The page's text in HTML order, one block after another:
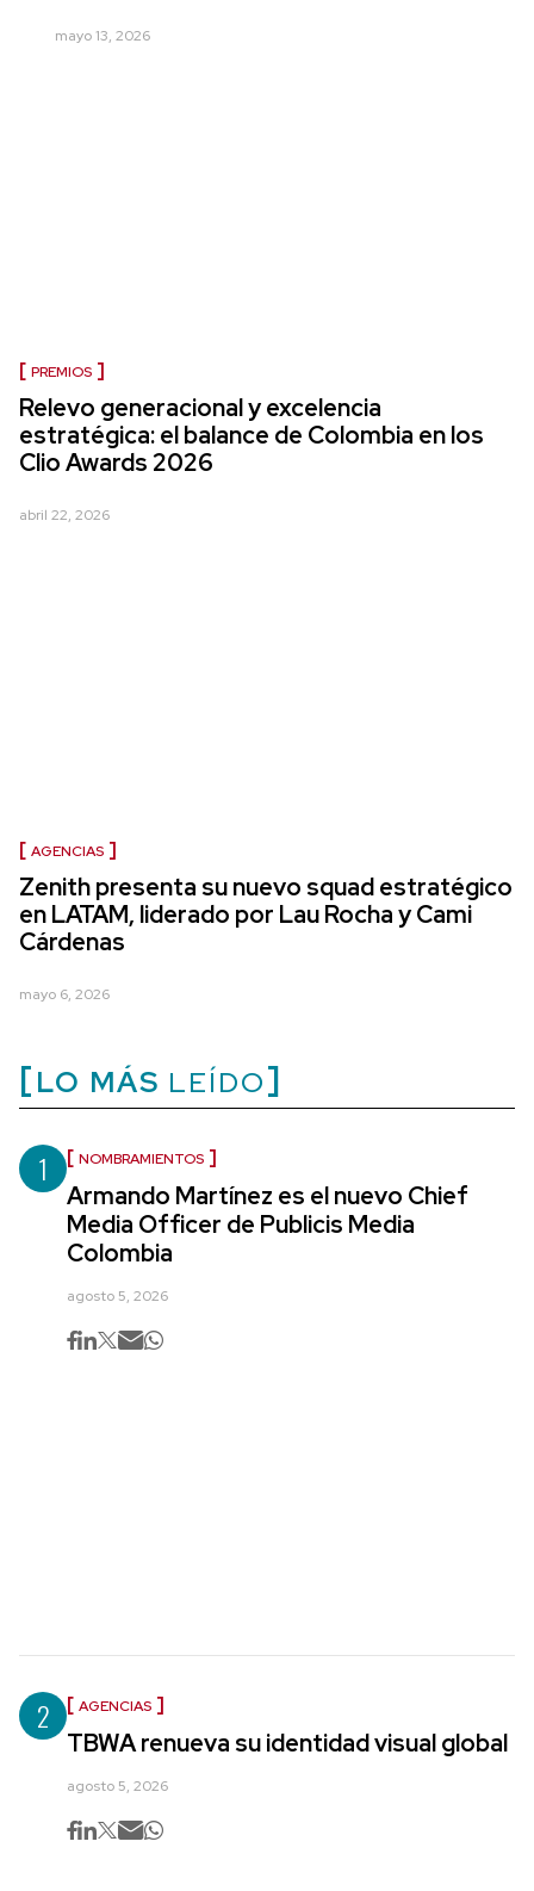
mayo 13, 2026
PREMIOS
Relevo generacional y excelencia
estratégica: el balance de Colombia en los
Clio Awards 2026
abril 22, 2026
AGENCIAS
Zenith presenta su nuevo squad estratégico
en LATAM, liderado por Lau Rocha y Cami
Cárdenas
mayo 6, 2026
LO MÁS LEÍDO
1 NOMBRAMIENTOS
Armando Martínez es el nuevo Chief
Media Officer de Publicis Media
Colombia
agosto 5, 2026
2 AGENCIAS
TBWA renueva su identidad visual global
agosto 5, 2026